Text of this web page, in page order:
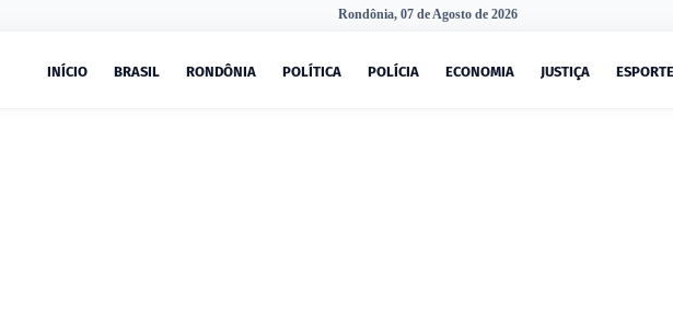
Rondônia, 07 de Agosto de 2026
INÍCIO BRASIL RONDÔNIA POLÍTICA POLÍCIA ECONOMIA JUSTIÇA ESPORTE